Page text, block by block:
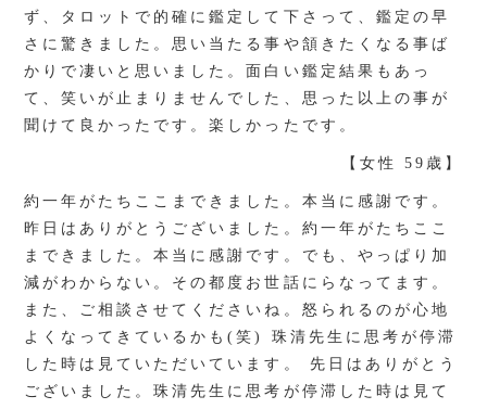
ず、タロットで的確に鑑定して下さって、鑑定の早
さに驚きました。思い当たる事や頷きたくなる事ば
かりで凄いと思いました。面白い鑑定結果もあっ
て、笑いが止まりませんでした、思った以上の事が
聞けて良かったです。楽しかったです。
【女性 59歳】
約一年がたちここまできました。本当に感謝です。
昨日はありがとうございました。約一年がたちここ
まできました。本当に感謝です。でも、やっぱり加
減がわからない。その都度お世話にらなってます。
また、ご相談させてくださいね。怒られるのが心地
よくなってきているかも(笑) 珠清先生に思考が停滞
した時は見ていただいています。 先日はありがとう
ございました。珠清先生に思考が停滞した時は見て